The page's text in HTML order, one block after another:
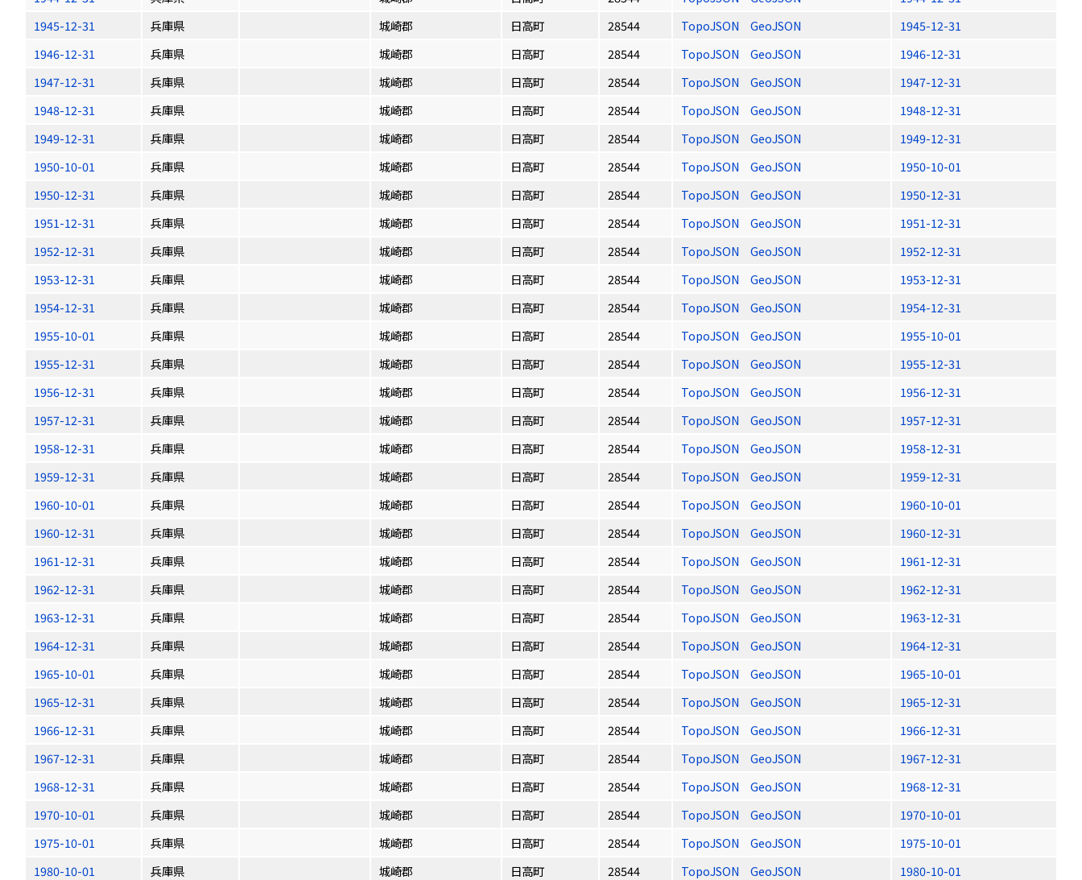
1945-12-31
兵庫県 城崎郡 日高町 28544 TopoJSON GeoJSON
1945-12-31
1946-12-31
兵庫県 城崎郡 日高町 28544 TopoJSON GeoJSON
1946-12-31
1947-12-31
兵庫県 城崎郡 日高町 28544 TopoJSON GeoJSON
1947-12-31
1948-12-31
兵庫県 城崎郡 日高町 28544 TopoJSON GeoJSON
1948-12-31
1949-12-31
兵庫県 城崎郡 日高町 28544 TopoJSON GeoJSON
1949-12-31
1950-10-01
兵庫県 城崎郡 日高町 28544 TopoJSON GeoJSON
1950-10-01
1950-12-31
兵庫県 城崎郡 日高町 28544 TopoJSON GeoJSON
1950-12-31
1951-12-31
兵庫県 城崎郡 日高町 28544 TopoJSON GeoJSON
1951-12-31
1952-12-31
兵庫県 城崎郡 日高町 28544 TopoJSON GeoJSON
1952-12-31
1953-12-31
兵庫県 城崎郡 日高町 28544 TopoJSON GeoJSON
1953-12-31
1954-12-31
兵庫県 城崎郡 日高町 28544 TopoJSON GeoJSON
1954-12-31
1955-10-01
兵庫県 城崎郡 日高町 28544 TopoJSON GeoJSON
1955-10-01
1955-12-31
兵庫県 城崎郡 日高町 28544 TopoJSON GeoJSON
1955-12-31
1956-12-31
兵庫県 城崎郡 日高町 28544 TopoJSON GeoJSON
1956-12-31
1957-12-31
兵庫県 城崎郡 日高町 28544 TopoJSON GeoJSON
1957-12-31
1958-12-31
兵庫県 城崎郡 日高町 28544 TopoJSON GeoJSON
1958-12-31
1959-12-31
兵庫県 城崎郡 日高町 28544 TopoJSON GeoJSON
1959-12-31
1960-10-01
兵庫県 城崎郡 日高町 28544 TopoJSON GeoJSON
1960-10-01
1960-12-31
兵庫県 城崎郡 日高町 28544 TopoJSON GeoJSON
1960-12-31
1961-12-31
兵庫県 城崎郡 日高町 28544 TopoJSON GeoJSON
1961-12-31
1962-12-31
兵庫県 城崎郡 日高町 28544 TopoJSON GeoJSON
1962-12-31
1963-12-31
兵庫県 城崎郡 日高町 28544 TopoJSON GeoJSON
1963-12-31
1964-12-31
兵庫県 城崎郡 日高町 28544 TopoJSON GeoJSON
1964-12-31
1965-10-01
兵庫県 城崎郡 日高町 28544 TopoJSON GeoJSON
1965-10-01
1965-12-31
兵庫県 城崎郡 日高町 28544 TopoJSON GeoJSON
1965-12-31
1966-12-31
兵庫県 城崎郡 日高町 28544 TopoJSON GeoJSON
1966-12-31
1967-12-31
兵庫県 城崎郡 日高町 28544 TopoJSON GeoJSON
1967-12-31
1968-12-31
兵庫県 城崎郡 日高町 28544 TopoJSON GeoJSON
1968-12-31
1970-10-01
兵庫県 城崎郡 日高町 28544 TopoJSON GeoJSON
1970-10-01
1975-10-01
兵庫県 城崎郡 日高町 28544 TopoJSON GeoJSON
1975-10-01
1980-10-01
兵庫県 城崎郡 日高町 28544 TopoJSON GeoJSON 1980-10-01